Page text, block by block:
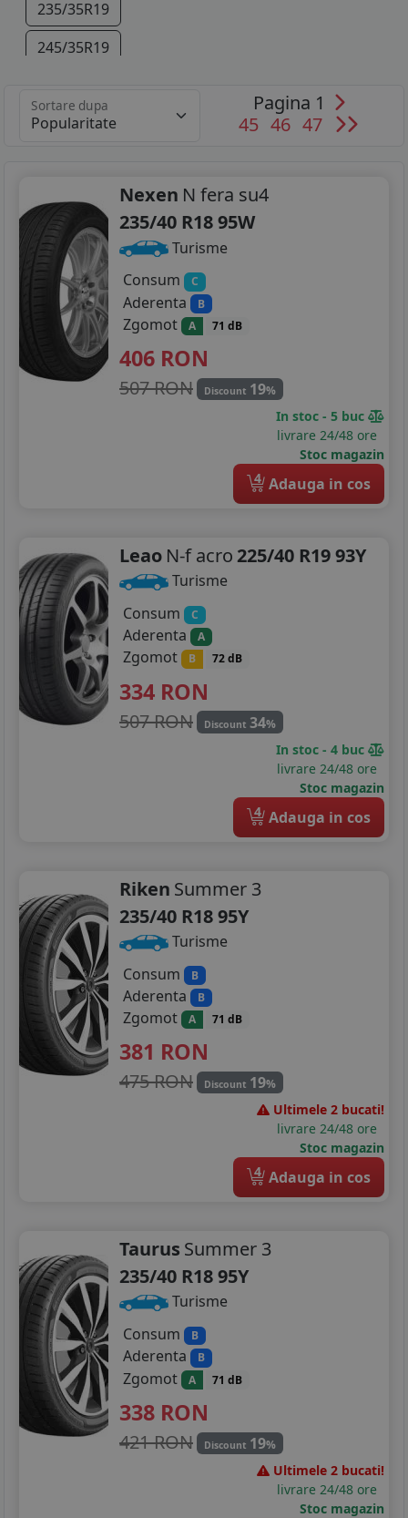
235/35R19
245/35R19
295/30R19
305/30R19
245/30R20
295/30R20
305/30R20
Sortare dupa
Pagina 1
45 46 47
Nexen N fera su4
235/40 R18 95W
Turisme
Consum
C
Aderenta B
Zgomot A 71 dB
406 RON
507 RON Discount 19%
In stoc - 5 buc
livrare 24/48 ore
Stoc magazin
4 Adauga in cos
Leao N-f acro 225/40 R19 93Y
Turisme
Consum
C
Aderenta A
Zgomot B 72 dB
334 RON
507 RON Discount 34%
In stoc - 4 buc
livrare 24/48 ore
Stoc magazin
4 Adauga in cos
Riken Summer 3
235/40 R18 95Y
Turisme
Consum
B
Aderenta B
Zgomot A 71 dB
381 RON
475 RON Discount 19%
Ultimele 2 bucati!
livrare 24/48 ore
Stoc magazin
4 Adauga in cos
Taurus Summer 3
235/40 R18 95Y
Turisme
Consum
B
Aderenta B
Zgomot A 71 dB
338 RON
421 RON Discount 19%
Ultimele 2 bucati!
livrare 24/48 ore
Stoc magazin